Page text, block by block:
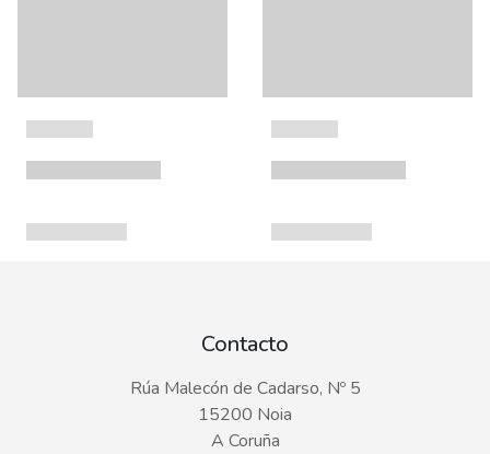
Contacto
Rúa Malecón de Cadarso, Nº 5
15200 Noia
A Coruña